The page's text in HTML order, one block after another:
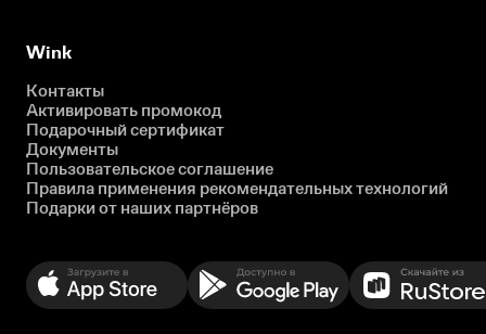
Wink
Контакты
Активировать промокод
Подарочный сертификат
Документы
Пользовательское соглашение
Правила применения рекомендательных технологий
Подарки от наших партнёров